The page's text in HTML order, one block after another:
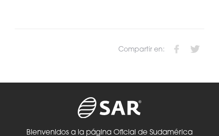
Compartir en:
Bienvenidos a la página Oficial de Sudamérica